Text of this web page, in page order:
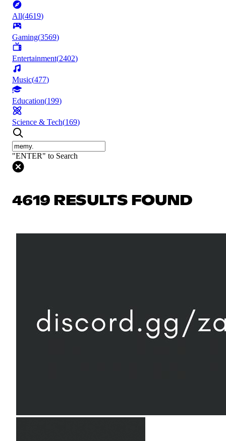
All(4619)
Gaming(3569)
Entertainment(2402)
Music(477)
Education(199)
Science & Tech(169)
"ENTER" to Search
4619 RESULTS FOUND